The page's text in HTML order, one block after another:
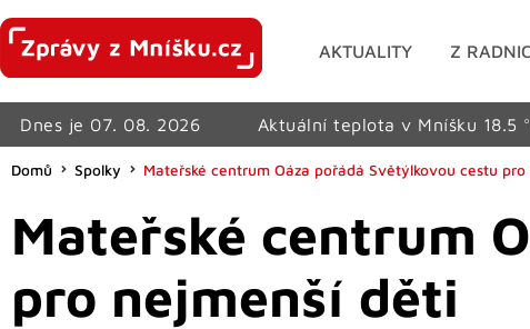
AKTUALITY Z
Dnes je 07. 08. 2026 Aktuální teplota v Mníšku 18.5
Domů Spolky Mateřské centrum Oáza pořádá Světýlkovou cestu
Mateřské centrum
pro nejmenší děti